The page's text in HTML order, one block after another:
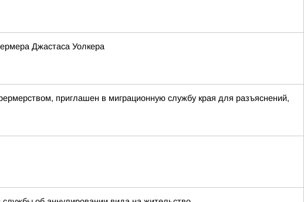
Джастаса Уолкера
приглашен в миграционную службу края для разъяснений,